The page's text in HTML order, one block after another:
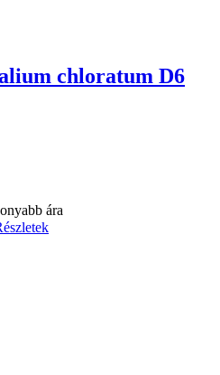
chloratum D6
ára